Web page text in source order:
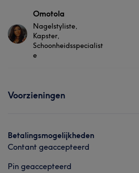
Portfolio
Portfolio
Behandelingen
Gezicht
Omotola
Nagelstyliste,
Kapster,
Schoonheidsspecialist
e
Voorzieningen
Betalingsmogelijkheden
Contant geaccepteerd
Pin geaccepteerd